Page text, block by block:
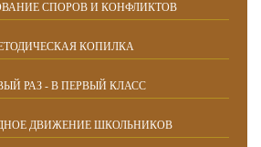
СПОРОВ И КОНФЛИКТОВ
КОПИЛКА
РАЗ - В ПЕРВЫЙ КЛАСС
ДВИЖЕНИЕ ШКОЛЬНИКОВ